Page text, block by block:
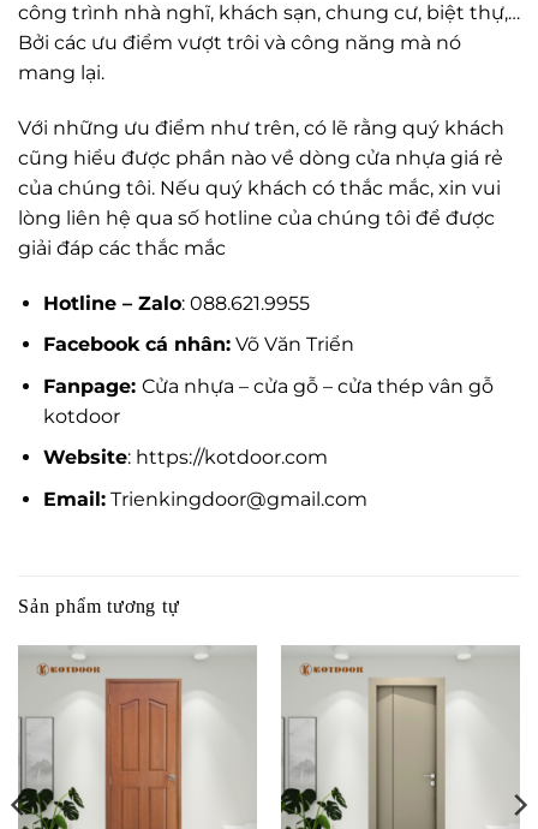
công trình nhà nghĩ, khách sạn, chung cư, biệt thự,…
Bởi các ưu điểm vượt trôi và công năng mà nó
mang lại.
Với những ưu điểm như trên, có lẽ rằng quý khách
cũng hiểu được phần nào về dòng cửa nhựa giá rẻ
của chúng tôi. Nếu quý khách có thắc mắc, xin vui
lòng liên hệ qua số hotline của chúng tôi để được
giải đáp các thắc mắc
Hotline – Zalo: 088.621.9955
Facebook cá nhân: Võ Văn Triển
Fanpage: Cửa nhựa – cửa gỗ – cửa thép vân gỗ
kotdoor
Website: https://kotdoor.com
Email: Trienkingdoor@gmail.com
Sản phẩm tương tự